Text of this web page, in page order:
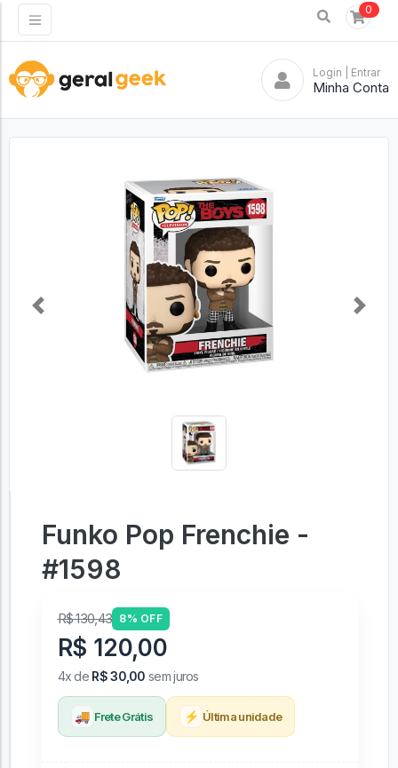
0
Login | Entrar
Minha Conta
Previous Next
Funko Pop Frenchie -
#1598
R$ 130,43 8% OFF
R$ 120,00
4x de R$ 30,00 sem juros
🚚 Frete Grátis ⚡ Última unidade